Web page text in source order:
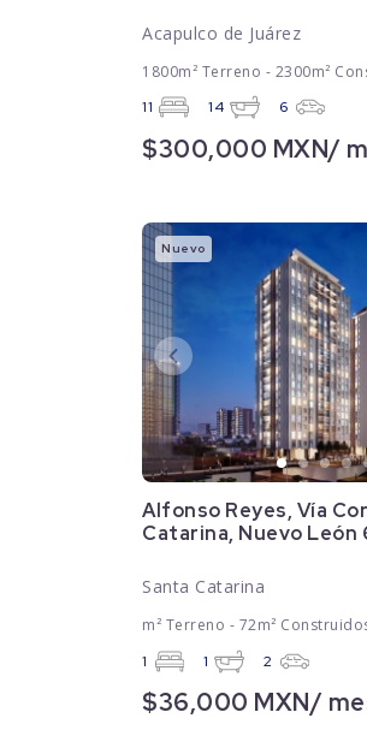
Acapulco de Juárez
1800m² Terreno - 2300m²
11 14 6
$300,000 MXN/
Alfonso Reyes, Vía
Catarina, Nuevo León
Santa Catarina
m² Terreno - 72m²
1 1 2
$36,000 MXN/
Nuevo